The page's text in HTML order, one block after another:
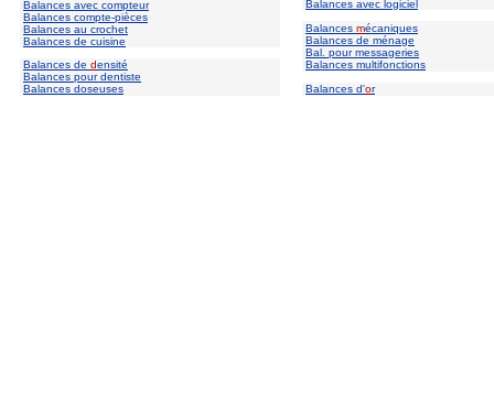
Balances avec compteur
Balances compte-pièces
Balances au crochet
Balances de cuisine
Balances de densité
Balances pour dentiste
Balances doseuses
Balances avec logiciel
Balances mécaniques
Balances de ménage
Bal. pour messageries
Balances multifonctions
Balances d'or